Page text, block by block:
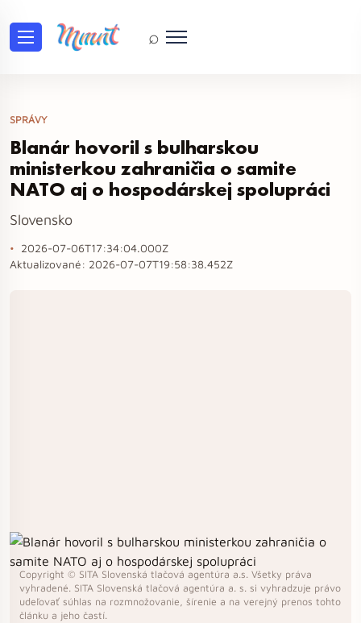
⌕
SPRÁVY
Blanár hovoril s bulharskou
ministerkou zahraničia o samite
NATO aj o hospodárskej spolupráci
Slovensko
2026-07-06T17:34:04.000Z
Aktualizované: 2026-07-07T19:58:38.452Z
Copyright © SITA Slovenská tlačová agentúra a.s. Všetky práva
vyhradené. SITA Slovenská tlačová agentúra a. s. si vyhradzuje právo
udeľovať súhlas na rozmnožovanie, šírenie a na verejný prenos tohto
článku a jeho častí.